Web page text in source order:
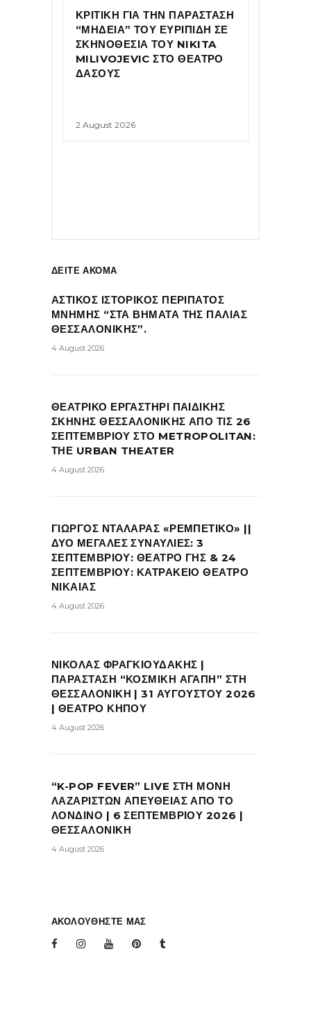
ΚΡΙΤΙΚΗ ΓΙΑ ΤΗΝ ΠΑΡΑΣΤΑΣΗ
“ΜΗΔΕΙΑ” ΤΟΥ ΕΥΡΙΠΙΔΗ ΣΕ
ΣΚΗΝΟΘΕΣΙΑ ΤΟΥ NIKITA
MILIVOJEVIC ΣΤΟ ΘΕΑΤΡΟ
ΔΑΣΟΥΣ
2 August 2026
ΔΕΙΤΕ ΑΚΟΜΑ
ΑΣΤΙΚΟΣ ΙΣΤΟΡΙΚΟΣ ΠΕΡΙΠΑΤΟΣ
ΜΝΗΜΗΣ “ΣΤΑ ΒΗΜΑΤΑ ΤΗΣ ΠΑΛΙΑΣ
ΘΕΣΣΑΛΟΝΙΚΗΣ”.
4 August 2026
ΘΕΑΤΡΙΚΟ ΕΡΓΑΣΤΗΡΙ ΠΑΙΔΙΚΗΣ
ΣΚΗΝΗΣ ΘΕΣΣΑΛΟΝΙΚΗΣ ΑΠΟ ΤΙΣ 26
ΣΕΠΤΕΜΒΡΙΟΥ ΣΤΟ METROPOLITAN:
ΤΗΕ URBAN THEATER
4 August 2026
ΓΙΩΡΓΟΣ ΝΤΑΛΑΡΑΣ «ΡΕΜΠΕΤΙΚΟ» ||
ΔΥΟ ΜΕΓΑΛΕΣ ΣΥΝΑΥΛΙΕΣ: 3
ΣΕΠΤΕΜΒΡΙΟΥ: ΘΕΑΤΡΟ ΓΗΣ & 24
ΣΕΠΤΕΜΒΡΙΟΥ: ΚΑΤΡΑΚΕΙΟ ΘΕΑΤΡΟ
ΝΙΚΑΙΑΣ
4 August 2026
ΝΙΚΟΛΑΣ ΦΡΑΓΚΙΟΥΔΑΚΗΣ |
ΠΑΡΑΣΤΑΣΗ “ΚΟΣΜΙΚΗ ΑΓΑΠΗ” ΣΤΗ
ΘΕΣΣΑΛΟΝΙΚΗ | 31 ΑΥΓΟΥΣΤΟΥ 2026
| ΘΕΑΤΡΟ ΚΗΠΟΥ
4 August 2026
“K-POP FEVER” LIVE ΣΤΗ ΜΟΝΗ
ΛΑΖΑΡΙΣΤΩΝ ΑΠΕΥΘΕΙΑΣ ΑΠΟ ΤΟ
ΛΟΝΔΙΝΟ | 6 ΣΕΠΤΕΜΒΡΙΟΥ 2026 |
ΘΕΣΣΑΛΟΝΙΚΗ
4 August 2026
ΑΚΟΛΟΥΘΗΣΤΕ ΜΑΣ